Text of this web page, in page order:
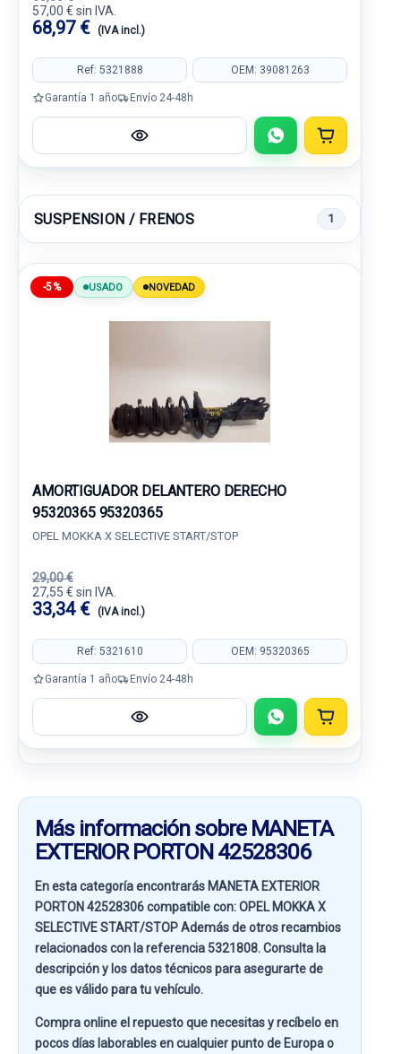
57,00 € sin IVA.
68,97 € (IVA incl.)
Ref: 5321888 OEM: 39081263
Garantía 1 año Envío 24-48h
SUSPENSION / FRENOS 1
-5% USADO NOVEDAD
AMORTIGUADOR DELANTERO DERECHO
95320365 95320365
OPEL MOKKA X SELECTIVE START/STOP
29,00 €
27,55 € sin IVA.
33,34 € (IVA incl.)
Ref: 5321610 OEM: 95320365
Garantía 1 año Envío 24-48h
Más información sobre MANETA
EXTERIOR PORTON 42528306
En esta categoría encontrarás MANETA EXTERIOR
PORTON 42528306 compatible con:OPEL MOKKA X
SELECTIVE START/STOPAdemás de otros recambios
relacionados con la referencia 5321808. Consulta la
descripción y los datos técnicos para asegurarte de
que es válido para tu vehículo.
Compra online el repuesto que necesitas y recíbelo en
pocos días laborables en cualquier punto de Europa o